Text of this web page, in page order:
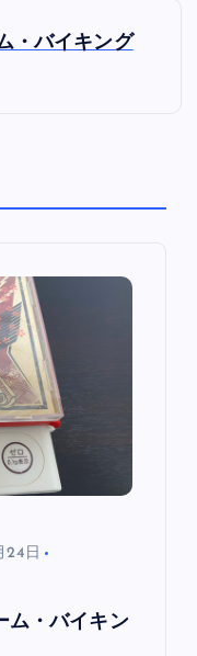
・バイキング
24日
ム・バイキン